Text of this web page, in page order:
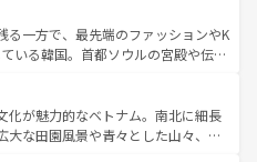
新着のハワイ情報
照してほしい。
充実しており、サーフィンやダイ
ど、アウトドア好きにはたまらな
多彩な魅力を存分に味わいつくそ
である台湾東部など、都市の喧騒
しており、訪れる人に新しい発見と
る。また、奥深い台湾の食文化も魅
ーツなど、バラエティ豊かな料理
なお、新着の台湾情報は コンテンツ一覧を参
る一方で、最先端のファッションやK
いる韓国。首都ソウルの宮殿や伝統
四季折々の自然美を楽しむことが
チや焼肉、絶品のストリートフード
料理が待っている。夜には、韓国な
化が魅力的なベトナム。南北に細長
大な田園風景や青々とした山々、世